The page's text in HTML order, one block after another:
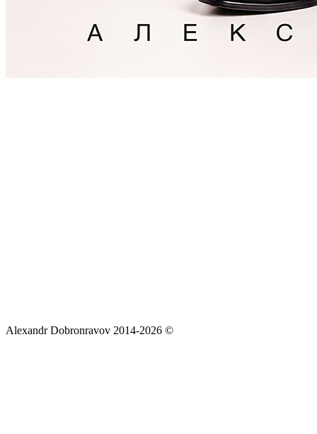
Alexandr Dobronravov 2014-2026 ©